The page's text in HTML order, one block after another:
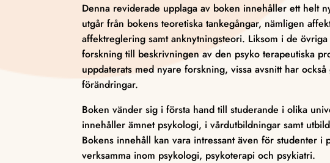
Denna reviderade upplaga av boken innehåller ett helt
utgår från bokens teoretiska tankegångar, nämligen
affektreglering samt anknytningsteori. Liksom i de
forskning till beskrivningen av den psyko terapeutiska
uppdaterats med nyare forskning, vissa avsnitt har
förändringar.
Boken vänder sig i första hand till studerande i olika
innehåller ämnet psykologi, i vårdutbildningar samt
Bokens innehåll kan vara intressant även för studenter
verksamma inom psykologi, psykoterapi och psykiatri.